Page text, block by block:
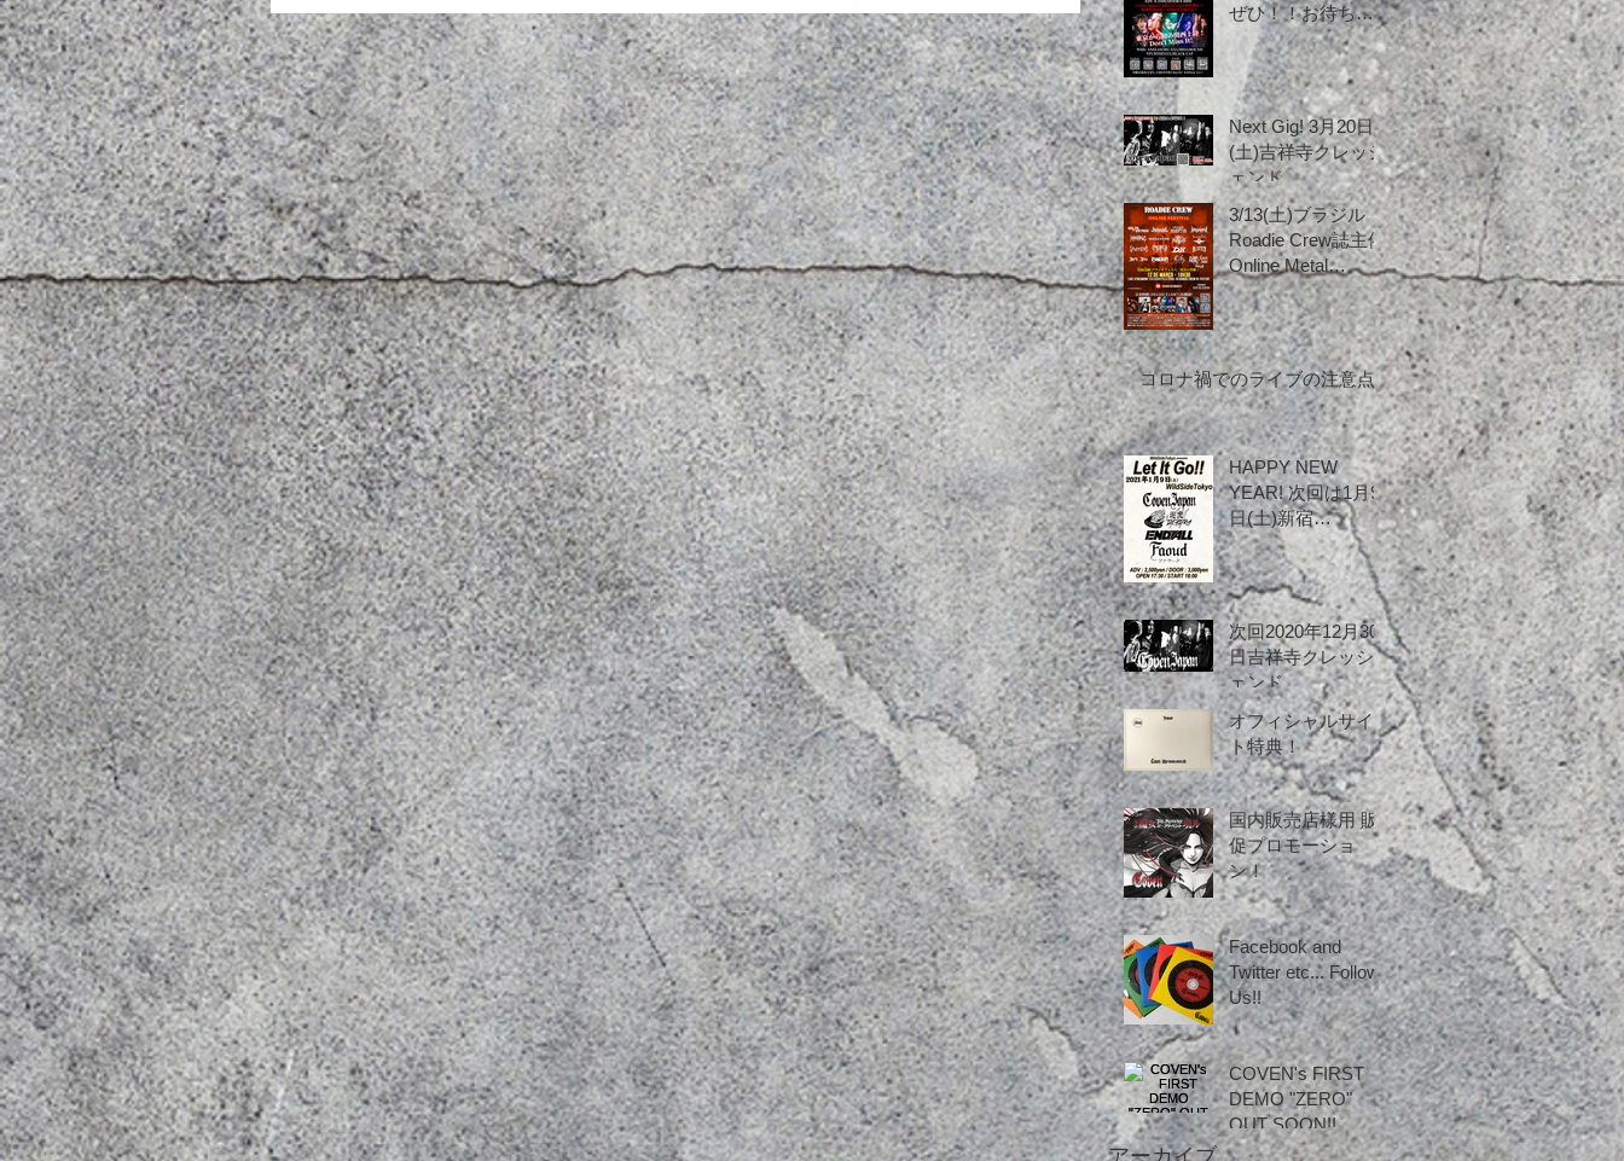
ぜひ！！お待ちし
ております！
Next Gig! 3月20日
(土)吉祥寺クレッシ
ェンド
3/13(土)ブラジル
Roadie Crew誌主催
Online Metal
Festival！
コロナ禍でのライブの注意点
HAPPY NEW
YEAR! 次回は1月9
日(土)新宿
WildsideTokyoで
す！
次回2020年12月30
日吉祥寺クレッシ
ェンド
オフィシャルサイ
ト特典！
国内販売店様用 販
促プロモーショ
ン！
Facebook and
Twitter etc... Follow
Us!!
COVEN's FIRST
DEMO "ZERO"
OUT SOON!!